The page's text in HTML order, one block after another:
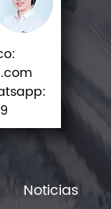
Noticias